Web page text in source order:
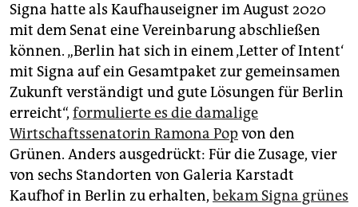
Signa hatte als Kaufhauseigner im August 2020
mit dem Senat eine Vereinbarung abschließen
können. „Berlin hat sich in einem ‚Letter of Intent‘
mit Signa auf ein Gesamtpaket zur gemeinsamen
Zukunft verständigt und gute Lösungen für Berlin
erreicht“, formulierte es die damalige
Wirtschaftssenatorin Ramona Popvon den
Grünen. Anders ausgedrückt: Für die Zusage, vier
von sechs Standorten von Galeria Karstadt
Kaufhof in Berlin zu erhalten, bekam Signa grünes